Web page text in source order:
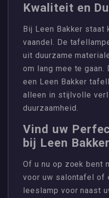
Kwaliteit en
Bij Leen Bakker
vaandel. De
uit duurzame
om lang mee te
een Leen Bakker
alleen in stijlvolle
duurzaamheid.
Vind uw
bij Leen Bakker
Of u nu op zoek bent
voor uw salontafel of
leeslamp voor naast